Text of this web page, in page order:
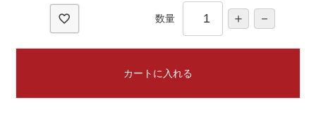
数量
カートに入れる